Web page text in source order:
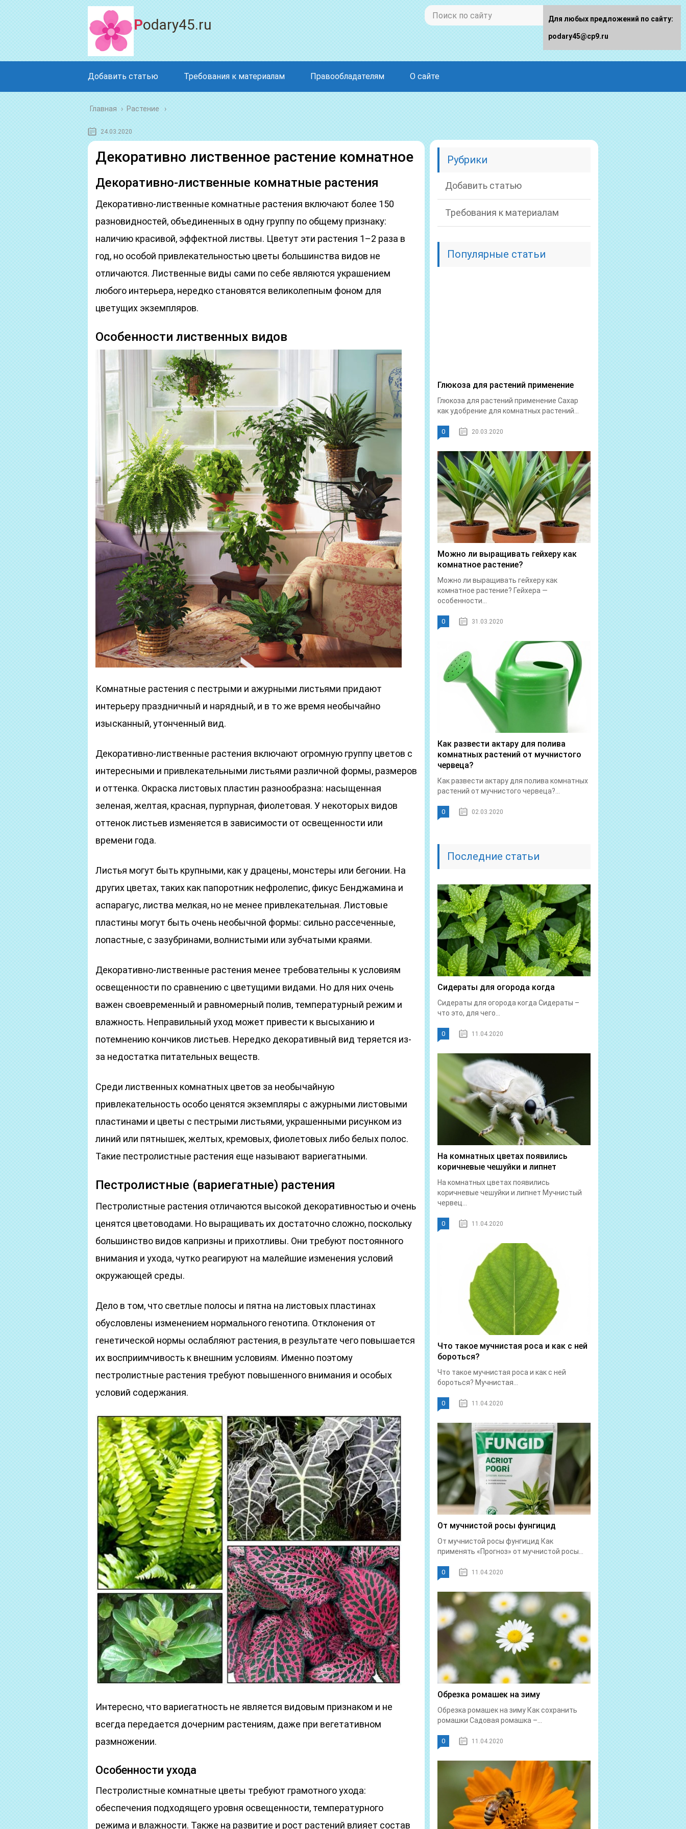
Podary45.ru
Добавить статью Требования к материалам Правообладателям О сайте
Главная › Растение
24.03.2020
Декоративно лиственное растение комнатное
Декоративно-лиственные комнатные растения
Декоративно-лиственные комнатные растения включают более 150
разновидностей, объединенных в одну группу по общему признаку:
наличию красивой, эффектной листвы. Цветут эти растения 1–2 раза в
год, но особой привлекательностью цветы большинства видов не
отличаются. Лиственные виды сами по себе являются украшением
любого интерьера, нередко становятся великолепным фоном для
цветущих экземпляров.
Особенности лиственных видов
Комнатные растения с пестрыми и ажурными листьями придают
интерьеру праздничный и нарядный, и в то же время необычайно
изысканный, утонченный вид.
Декоративно-лиственные растения включают огромную группу цветов с
интересными и привлекательными листьями различной формы, размеров
и оттенка. Окраска листовых пластин разнообразна: насыщенная
зеленая, желтая, красная, пурпурная, фиолетовая. У некоторых видов
оттенок листьев изменяется в зависимости от освещенности или
времени года.
Листья могут быть крупными, как у драцены, монстеры или бегонии. На
других цветах, таких как папоротник нефролепис, фикус Бенджамина и
аспарагус, листва мелкая, но не менее привлекательная. Листовые
пластины могут быть очень необычной формы: сильно рассеченные,
лопастные, с зазубринами, волнистыми или зубчатыми краями.
Декоративно-лиственные растения менее требовательны к условиям
освещенности по сравнению с цветущими видами. Но для них очень
важен своевременный и равномерный полив, температурный режим и
влажность. Неправильный уход может привести к высыханию и
потемнению кончиков листьев. Нередко декоративный вид теряется из-
за недостатка питательных веществ.
Среди лиственных комнатных цветов за необычайную
привлекательность особо ценятся экземпляры с ажурными листовыми
пластинами и цветы с пестрыми листьями, украшенными рисунком из
линий или пятнышек, желтых, кремовых, фиолетовых либо белых полос.
Такие пестролистные растения еще называют вариегатными.
Пестролистные (вариегатные) растения
Пестролистные растения отличаются высокой декоративностью и очень
ценятся цветоводами. Но выращивать их достаточно сложно, поскольку
большинство видов капризны и прихотливы. Они требуют постоянного
внимания и ухода, чутко реагируют на малейшие изменения условий
окружающей среды.
Дело в том, что светлые полосы и пятна на листовых пластинах
обусловлены изменением нормального генотипа. Отклонения от
генетической нормы ослабляют растения, в результате чего повышается
их восприимчивость к внешним условиям. Именно поэтому
пестролистные растения требуют повышенного внимания и особых
условий содержания.
Интересно, что вариегатность не является видовым признаком и не
всегда передается дочерним растениям, даже при вегетативном
размножении.
Особенности ухода
Пестролистные комнатные цветы требуют грамотного ухода:
обеспечения подходящего уровня освещенности, температурного
режима и влажности. Также на развитие и рост растений влияет состав
Рубрики
Добавить статью
Требования к материалам
Популярные статьи
Глюкоза для растений применение
Глюкоза для растений применение Сахар
как удобрение для комнатных растений...
0 20.03.2020
Можно ли выращивать гейхеру как
комнатное растение?
Можно ли выращивать гейхеру как
комнатное растение? Гейхера —
особенности...
0 31.03.2020
Как развести актару для полива
комнатных растений от мучнистого
червеца?
Как развести актару для полива комнатных
растений от мучнистого червеца?...
0 02.03.2020
Последние статьи
Сидераты для огорода когда
Сидераты для огорода когда Сидераты –
что это, для чего...
0 11.04.2020
На комнатных цветах появились
коричневые чешуйки и липнет
На комнатных цветах появились
коричневые чешуйки и липнет Мучнистый
червец...
0 11.04.2020
Что такое мучнистая роса и как с ней
бороться?
Что такое мучнистая роса и как с ней
бороться? Мучнистая...
0 11.04.2020
От мучнистой росы фунгицид
От мучнистой росы фунгицид Как
применять «Прогноз» от мучнистой росы...
0 11.04.2020
Обрезка ромашек на зиму
Обрезка ромашек на зиму Как сохранить
ромашки Садовая ромашка –...
0 11.04.2020
Для любых предложений по сайту:
podary45@cp9.ru